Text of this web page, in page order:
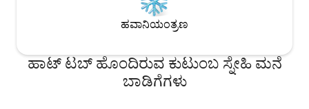
ಹವಾನಿಯಂತ್ರಣ
ಹಾಟ್ ಟಬ್ ಹೊಂದಿರುವ ಕುಟುಂಬ ಸ್ನೇಹಿ ಮನೆ
ಬಾಡಿಗೆಗಳು